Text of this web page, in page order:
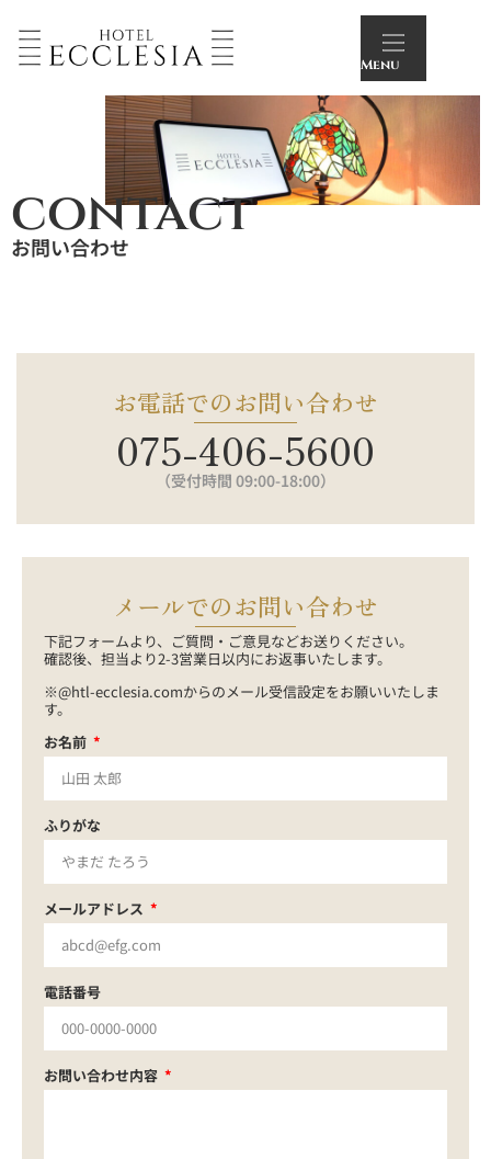
Menu
contact
お問い合わせ
お電話でのお問い合わせ
075-406-5600
（受付時間 09:00-18:00）
メールでのお問い合わせ
下記フォームより、ご質問・ご意見などお送りください。
確認後、担当より2-3営業日以内にお返事いたします。
※@htl-ecclesia.comからのメール受信設定をお願いいたしま
す。
お名前
ふりがな
メールアドレス
電話番号
お問い合わせ内容